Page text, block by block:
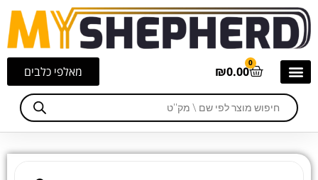
מאלפי כלבים ₪0.00
0